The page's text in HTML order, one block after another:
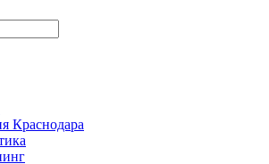
Краснодара